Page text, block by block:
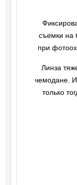
съемки на
при
Линза
чемодане.
только